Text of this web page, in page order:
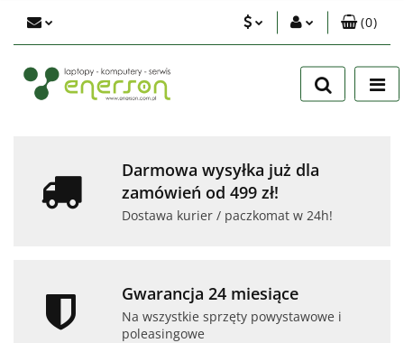
Zaloguj się
Zarejestruj się
(0)
Darmowa wysyłka już dla
zamówień od 499 zł!
Dostawa kurier / paczkomat w 24h!
Gwarancja 24 miesiące
Na wszystkie sprzęty powystawowe i
poleasingowe